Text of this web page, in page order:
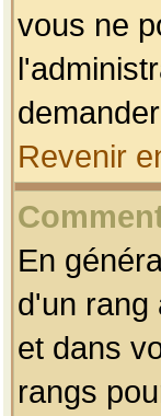
vous ne
Revenir
En
d'un rang
et dans
rangs